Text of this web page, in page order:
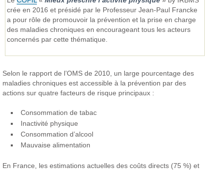
crée en 2016 et présidé par le Professeur Jean-Paul Francke
a pour rôle de promouvoir la prévention et la prise en charge
des maladies chroniques en encourageant tous les acteurs
concernés par cette thématique.
Selon le rapport de l’OMS de 2010, un large pourcentage des
maladies chroniques est accessible à la prévention par des
actions sur quatre facteurs de risque principaux :
Consommation de tabac
Inactivité physique
Consommation d’alcool
Mauvaise alimentation
En France, les estimations actuelles des coûts directs (75 %) et